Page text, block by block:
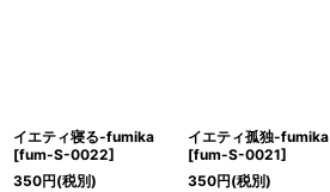
イエティ寝る-fumika
[fum-S-0022]
350円(税別)
イエティ孤独-fumika
[fum-S-0021]
350円(税別)